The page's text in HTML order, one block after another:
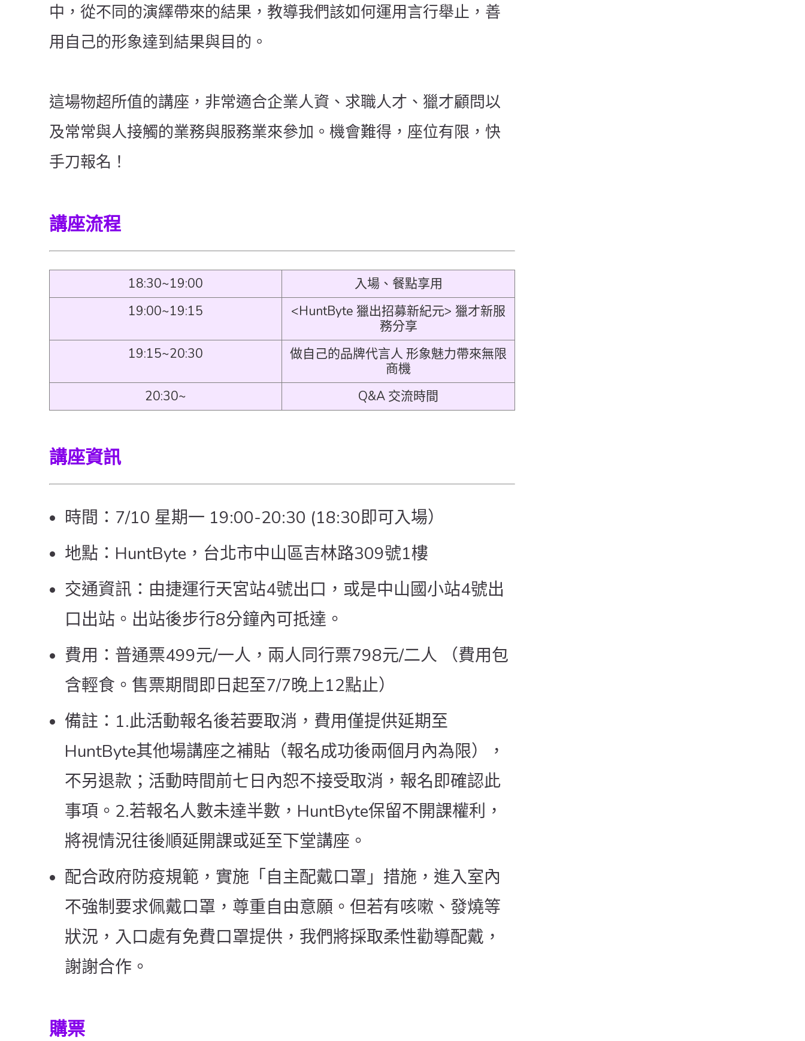
中，從不同的演繹帶來的結果，教導我們該如何運用言行舉止，善
用自己的形象達到結果與目的。
這場物超所值的講座，非常適合企業人資、求職人才、獵才顧問以
及常常與人接觸的業務與服務業來參加。機會難得，座位有限，快
手刀報名！
講座流程
18:30~19:00
入場、餐點享用
19:00~19:15
<HuntByte 獵出招募新紀元> 獵才新服
務分享
19:15~20:30
做自己的品牌代言人 形象魅力帶來無限
商機
20:30~
Q&A 交流時間
講座資訊
時間：7/10 星期一 19:00-20:30 (18:30即可入場）
地點：HuntByte，台北市中山區吉林路309號1樓
交通資訊：由捷運行天宮站4號出口，或是中山國小站4號出
口出站。出站後步行8分鐘內可抵達。
費用：普通票499元/一人，兩人同行票798元/二人 （費用包
含輕食。售票期間即日起至7/7晚上12點止）
備註：1.此活動報名後若要取消，費用僅提供延期至
HuntByte其他場講座之補貼（報名成功後兩個月內為限），
不另退款；活動時間前七日內恕不接受取消，報名即確認此
事項。2.若報名人數未達半數，HuntByte保留不開課權利，
將視情況往後順延開課或延至下堂講座。
配合政府防疫規範，實施「自主配戴口罩」措施，進入室內
不強制要求佩戴口罩，尊重自由意願。但若有咳嗽、發燒等
狀況，入口處有免費口罩提供，我們將採取柔性勸導配戴，
謝謝合作。
購票